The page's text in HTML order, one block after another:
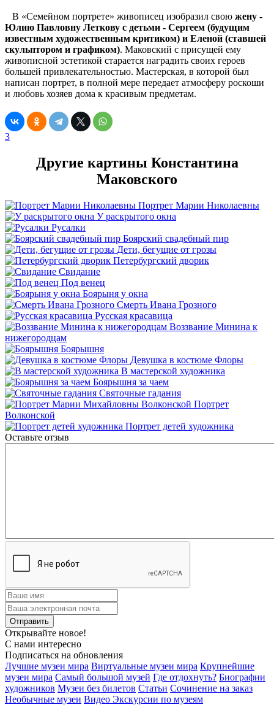
В «Семейном портрете» живописец изобразил свою жену -
Юлию Павловну Леткову с детьми - Сергеем (будущим
известным художественным критиком) и Еленой (ставшей
скульптором и графиком). Маковский с присущей ему
живописной эстетикой старается наградить своих героев
большей привлекательностью. Мастерская, в которой был
написан портрет, в полной мере передает атмосферу роскоши
и любовь хозяев дома к красивым предметам.
3
Другие картины Константина
Маковского
Портрет Марии Николаевны
У раскрытого окна
Русалки
Боярский свадебный пир
Дети, бегущие от грозы
Петербургский дворик
Свидание
Под венец
Боярыня у окна
Смерть Ивана Грозного
Русская красавица
Воззвание Минина к
нижегородцам
Боярышня
Девушка в костюме Флоры
В мастерской художника
Боярышня за чаем
Святочные гадания
Портрет
Волконской
Портрет детей художника
Оставьте отзыв
Открывайте новое!
С нами интересно
Подписаться на обновления
Лучшие музеи мира Виртуальные музеи мира Крупнейшие
музеи мира Самый большой музей Где отдохнуть? Биографии
художников Музеи без билетов Статьи Сочинение на заказ
Необычные музеи Видео Экскурсии по музеям